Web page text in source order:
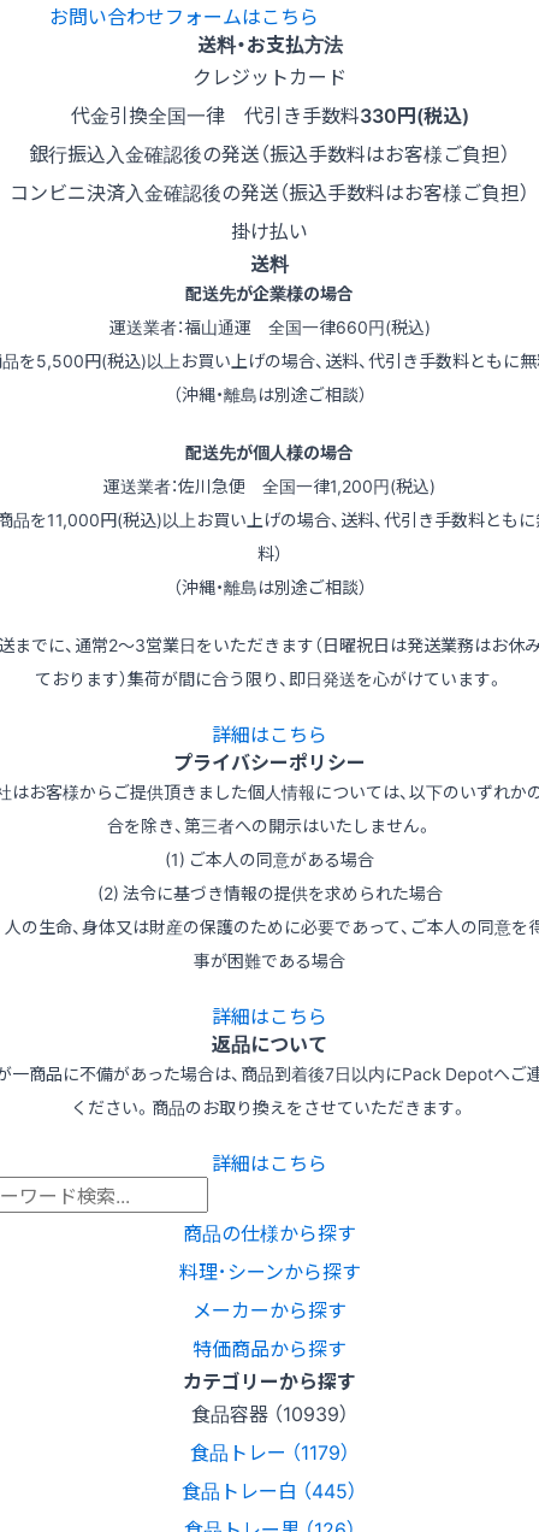
お問い合わせフォームはこちら
送料・お支払方法
クレジットカード
代金引換全国一律 代引き手数料330円(税込)
銀行振込入金確認後の発送（振込手数料はお客様ご負担）
コンビニ決済入金確認後の発送（振込手数料はお客様ご負担）
掛け払い
送料
配送先が企業様の場合
運送業者：福山通運 全国一律660円(税込)
品を5,500円(税込)以上お買い上げの場合、送料、代引き手数料ともに無
（沖縄・離島は別途ご相談）
配送先が個人様の場合
運送業者：佐川急便 全国一律1,200円(税込)
品を11,000円(税込)以上お買い上げの場合、送料、代引き手数料とも
料）
（沖縄・離島は別途ご相談）
までに、通常2～3営業日をいただきます（日曜祝日は発送業務はお休
ております）集荷が間に合う限り、即日発送を心がけています。
詳細はこちら
プライバシーポリシー
はお客様からご提供頂きました個人情報については、以下のいずれか
合を除き、第三者への開示はいたしません。
(1) ご本人の同意がある場合
(2) 法令に基づき情報の提供を求められた場合
の生命、身体又は財産の保護のために必要であって、ご本人の同意を
事が困難である場合
詳細はこちら
返品について
一商品に不備があった場合は、商品到着後7日以内にPack Depotへご
ください。商品のお取り換えをさせていただきます。
詳細はこちら
商品の仕様から探す
料理･シーンから探す
メーカーから探す
特価商品から探す
カテゴリーから探す
食品容器 （10939）
食品トレー （1179）
食品トレー白 （445）